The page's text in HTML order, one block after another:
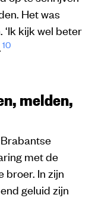
Het was
‘Ik kijk wel beter
10
melden,
met de
broer. In zijn
geluid zijn